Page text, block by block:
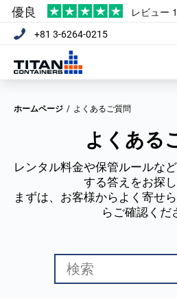
+81 3-6264-0215
ホームページ / よくあるご質問
よくある
レンタル料金や保管ルールな
する答えをお探
まずは、お客様からよく寄せ
らご確認くだ